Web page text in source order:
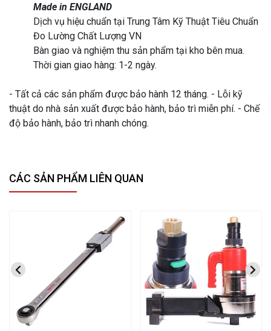
Made in ENGLAND
Dịch vụ hiệu chuẩn tại Trung Tâm Kỹ Thuật Tiêu Chuẩn
Đo Lường Chất Lượng VN
Bàn giao và nghiệm thu sản phẩm tại kho bên mua.
Thời gian giao hàng: 1-2 ngày.
- Tất cả các sản phẩm được bảo hành 12 tháng. - Lỗi kỹ
thuật do nhà sản xuất được bảo hành, bảo trì miễn phí. - Chế
độ bảo hành, bảo trì nhanh chóng.
CÁC SẢN PHẨM LIÊN QUAN